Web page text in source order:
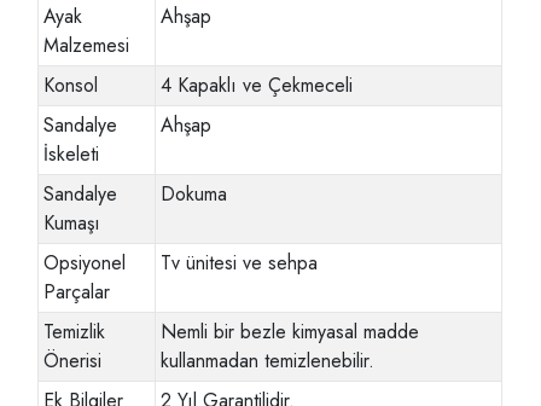
Ayak
Malzemesi
Ahşap
Konsol
4 Kapaklı ve Çekmeceli
Sandalye
İskeleti
Ahşap
Sandalye
Kumaşı
Dokuma
Opsiyonel
Parçalar
Tv ünitesi ve sehpa
Temizlik
Önerisi
Nemli bir bezle kimyasal madde
kullanmadan temizlenebilir.
Ek Bilgiler
2 Yıl Garantilidir.